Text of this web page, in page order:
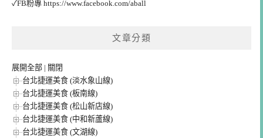
✓FB粉專 https://www.facebook.com/aball
文章分類
展開全部 | 關閉
台北捷運美食 (淡水象山線)
台北捷運美食 (板南線)
台北捷運美食 (松山新店線)
台北捷運美食 (中和新蘆線)
台北捷運美食 (文湖線)